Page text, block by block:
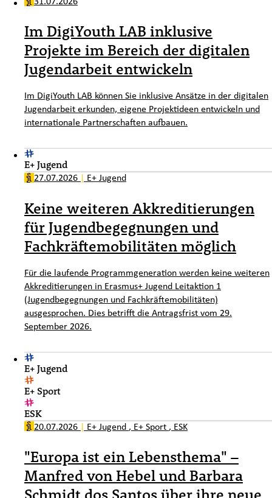
Im DigiYouth LAB inklusive
Projekte im Bereich der digitalen
Jugendarbeit entwickeln
Im DigiYouth LAB können Sie inklusive Ansätze in der digitalen
Jugendarbeit erkunden, eigene Projektideen entwickeln und
internationale Partnerschaften aufbauen.
E+ Jugend
27.07.2026 | E+ Jugend
Keine weiteren Akkreditierungen
für Jugendbegegnungen und
Fachkräftemobilitäten möglich
Für die laufende Programmgeneration werden keine weiteren
Akkreditierungen in Erasmus+ Jugend Leitaktion 1
(Jugendbegegnungen und Fachkräftemobilitäten)
ausgesprochen. Dies betrifft die Antragsfrist vom 29.
September 2026.
E+ Jugend
E+ Sport
ESK
20.07.2026 | E+ Jugend , E+ Sport , ESK
"Europa ist ein Lebensthema" –
Manfred von Hebel und Barbara
Schmidt dos Santos über ihre neue